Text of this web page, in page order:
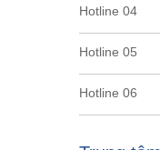
Hotline 04
Hotline 05
Hotline 06